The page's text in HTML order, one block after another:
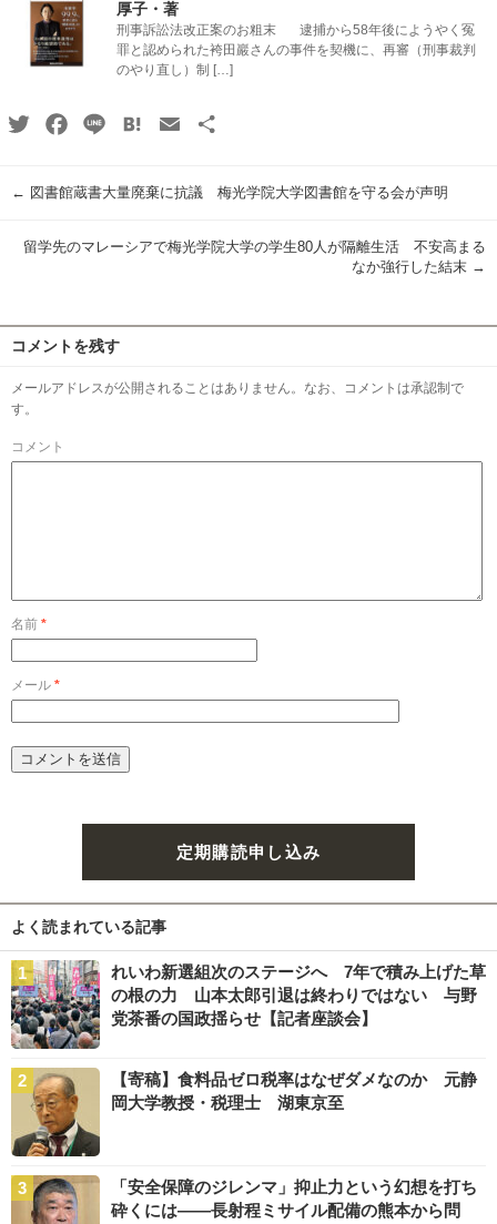
厚子・著
刑事訴訟法改正案のお粗末 逮捕から58年後にようやく冤
罪と認められた袴田巖さんの事件を契機に、再審（刑事裁判
のやり直し）制 […]
TwitterFacebook
Line HatenaEmail
← 図書館蔵書大量廃棄に抗議 梅光学院大学図書館を守る会が声明
留学先のマレーシアで梅光学院大学の学生80人が隔離生活 不安高まる
なか強行した結末 →
コメントを残す
メールアドレスが公開されることはありません。なお、コメントは承認制で
す。
コメント
名前 *
メール *
定期購読申し込み
よく読まれている記事
れいわ新選組次のステージへ 7年で積み上げた草
の根の力 山本太郎引退は終わりではない 与野
党茶番の国政揺らせ【記者座談会】
【寄稿】食料品ゼロ税率はなぜダメなのか 元静
岡大学教授・税理士 湖東京至
「安全保障のジレンマ」抑止力という幻想を打ち
砕くには――長射程ミサイル配備の熊本から問